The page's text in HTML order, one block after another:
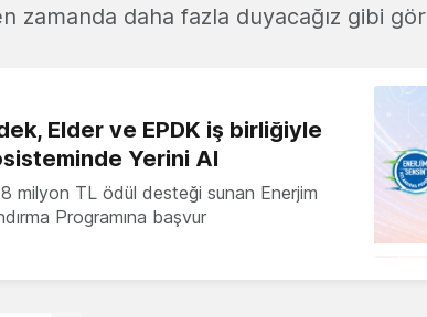
zamanda daha fazla duyacağız gibi
Elder ve EPDK iş birliğiyle
Yerini Al
milyon TL ödül desteği sunan Enerjim
Programına başvur